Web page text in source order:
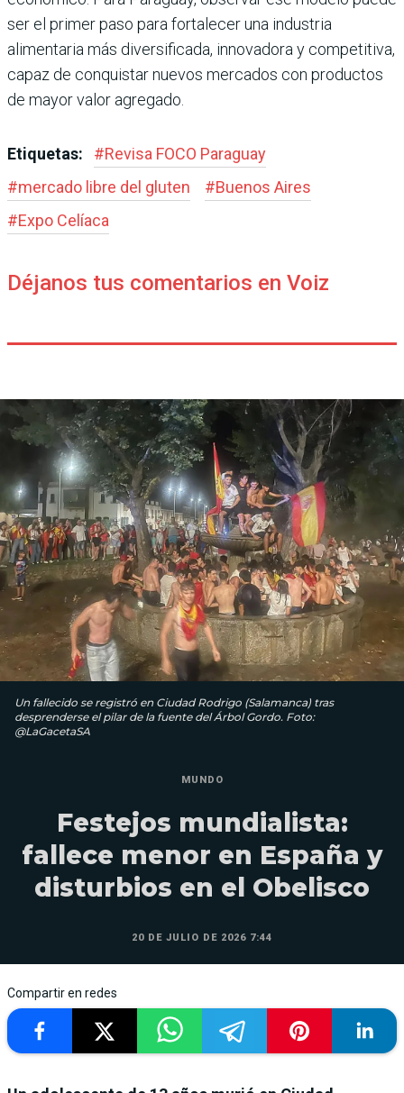
ser el primer paso para fortalecer una industria
alimentaria más diversificada, innovadora y competitiva,
capaz de conquistar nuevos mercados con productos
de mayor valor agregado.
Etiquetas: #Revisa FOCO Paraguay
#mercado libre del gluten #Buenos Aires
#Expo Celíaca
Déjanos tus comentarios en Voiz
Un fallecido se registró en Ciudad Rodrigo (Salamanca) tras
desprenderse el pilar de la fuente del Árbol Gordo. Foto:
@LaGacetaSA
MUNDO
Festejos mundialista:
fallece menor en España y
disturbios en el Obelisco
20 DE JULIO DE 2026 7:44
Compartir en redes